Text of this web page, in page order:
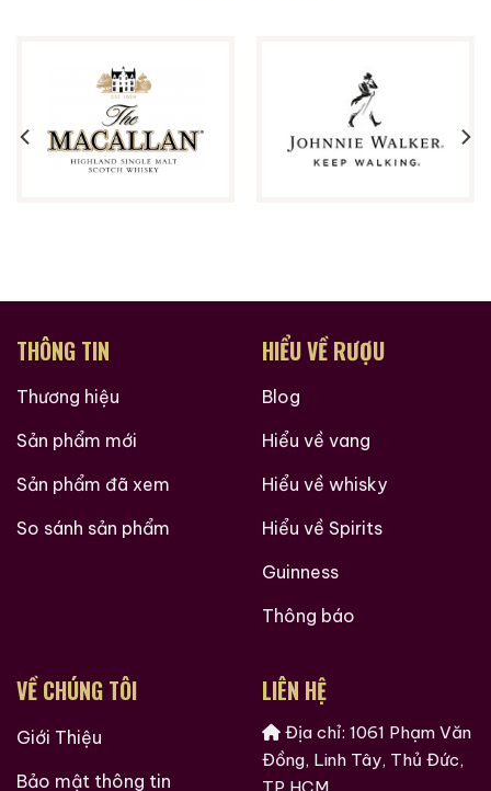
THÔNG TIN
Thương hiệu
Sản phẩm mới
Sản phẩm đã xem
So sánh sản phẩm
HIỂU VỀ RƯỢU
Blog
Hiểu về vang
Hiểu về whisky
Hiểu về Spirits
Guinness
Thông báo
VỀ CHÚNG TÔI
Giới Thiệu
Bảo mật thông tin
LIÊN HỆ
Địa chỉ: 1061 Phạm Văn
Đồng, Linh Tây, Thủ Đức,